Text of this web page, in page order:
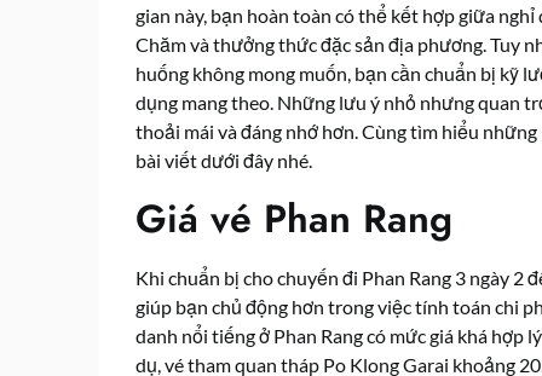
gian này, bạn hoàn toàn có thể kết hợp giữa
Chăm và thưởng thức đặc sản địa phương. Tuy
huống không mong muốn, bạn cần chuẩn bị kỹ
dụng mang theo. Những lưu ý nhỏ nhưng quan
thoải mái và đáng nhớ hơn. Cùng tìm hiểu
bài viết dưới đây nhé.
Giá vé Phan Rang
Khi chuẩn bị cho chuyến đi Phan Rang 3 ngày 2
giúp bạn chủ động hơn trong việc tính toán chi
danh nổi tiếng ở Phan Rang có mức giá khá
dụ, vé tham quan tháp Po Klong Garai khoảng